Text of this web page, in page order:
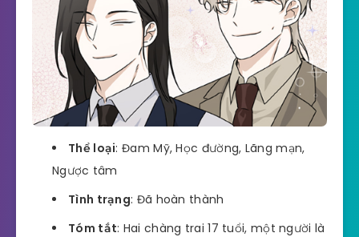
Thể loại: Đam Mỹ, Học đường, Lãng mạn,
Ngược tâm
Tình trạng: Đã hoàn thành
Tóm tắt: Hai chàng trai 17 tuổi, một người là